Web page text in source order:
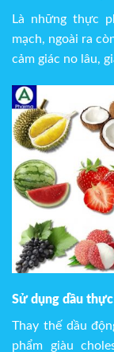
Là những thực
mạch, ngoài ra
cảm giác no lâu,
Sử dụng dầu
Thay thế dầu
phẩm giàu